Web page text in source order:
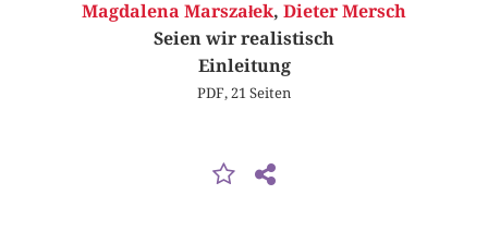
Magdalena Marszałek, Dieter Mersch
Seien wir realistisch
Einleitung
PDF, 21 Seiten